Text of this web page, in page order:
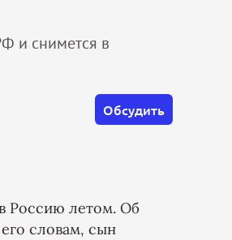
и снимется в
Обсудить
Россию летом. Об
словам, сын